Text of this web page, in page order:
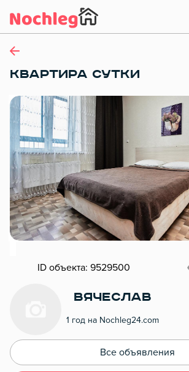
КВАРТИРА СУТКИ
ID объекта: 9529500
Вячеслав
1 год на Nochleg24.com
Все объявления